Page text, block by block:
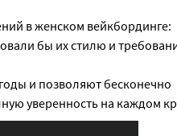
в женском вейкбординге:
бы их стилю и
и позволяют бесконечно
уверенность на каждом